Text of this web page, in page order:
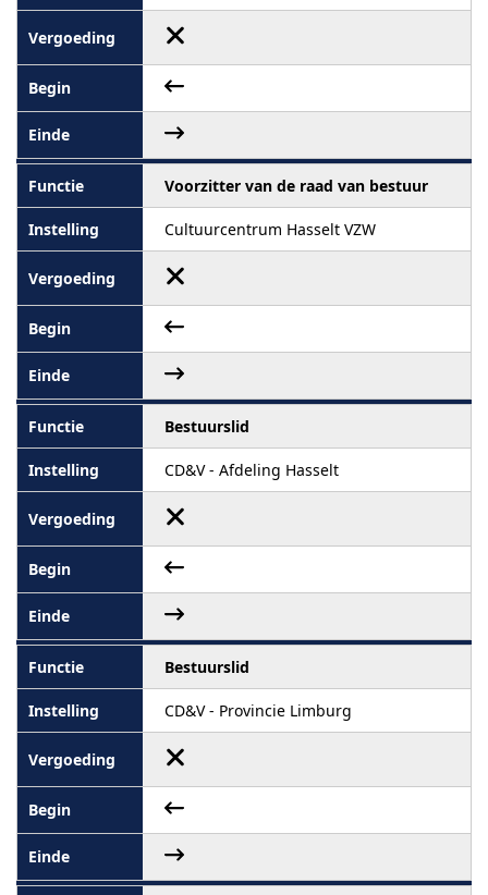
Voorzitter van de raad van bestuur
Cultuurcentrum Hasselt VZW
Bestuurslid
CD&V - Afdeling Hasselt
Bestuurslid
CD&V - Provincie Limburg